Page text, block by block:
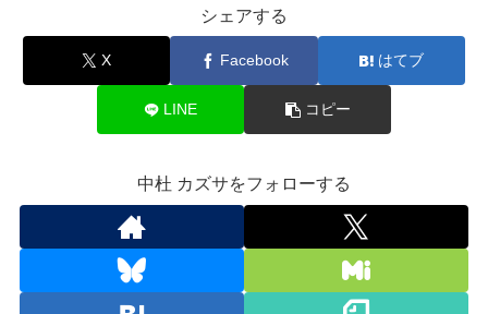
シェアする
X Facebook はてブ
LINE コピー
中杜 カズサをフォローする